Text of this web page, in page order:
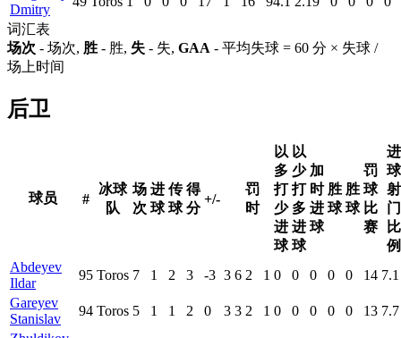
Dmitry
词汇表
场次 - 场次, 胜 - 胜, 失 - 失, GAA - 平均失球 = 60 分 × 失球 /
场上时间
后卫
球员 #
冰球
队
场
次
进
球
传
球
得
分
+/-
罚
时
以
多
打
少
进
球
以
少
打
多
进
球
加
时
进
球
胜
球
胜
球
罚
球
比
赛
进
球
射
门
比
例
Abdeyev
Ildar
95 Toros 7 1 2 3 -3 3 6 2 1 0 0 0 0 0 14 7.1
Gareyev
Stanislav
94 Toros 5 1 1 2 0 3 3 2 1 0 0 0 0 0 13 7.7